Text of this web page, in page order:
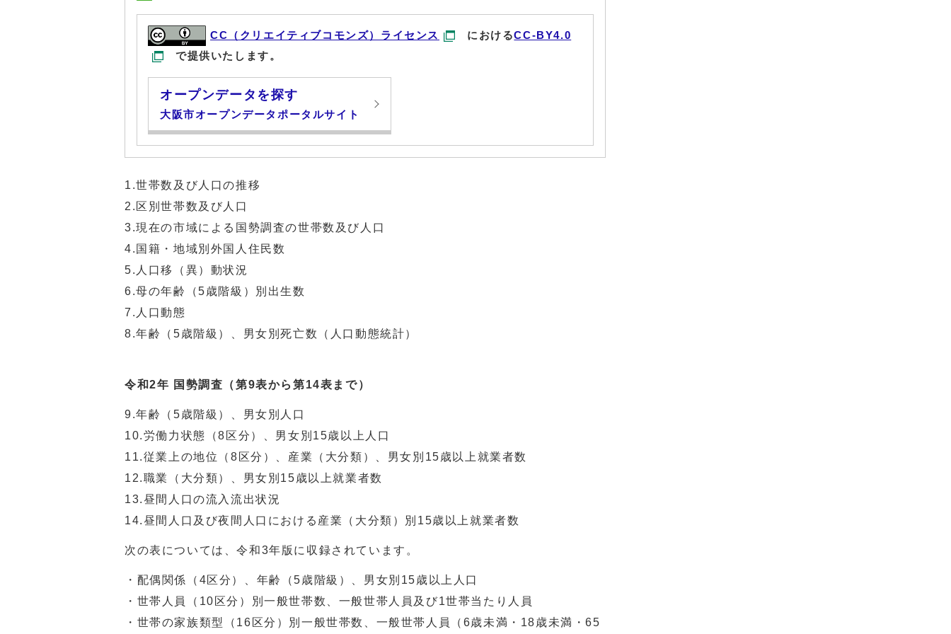
CC（クリエイティブコモンズ）ライセンス におけるCC-BY4.0
で提供いたします。
オープンデータを探す
大阪市オープンデータポータルサイト
1.世帯数及び人口の推移
2.区別世帯数及び人口
3.現在の市域による国勢調査の世帯数及び人口
4.国籍・地域別外国人住民数
5.人口移（異）動状況
6.母の年齢（5歳階級）別出生数
7.人口動態
8.年齢（5歳階級）、男女別死亡数（人口動態統計）
令和2年 国勢調査（第9表から第14表まで）
9.年齢（5歳階級）、男女別人口
10.労働力状態（8区分）、男女別15歳以上人口
11.従業上の地位（8区分）、産業（大分類）、男女別15歳以上就業者数
12.職業（大分類）、男女別15歳以上就業者数
13.昼間人口の流入流出状況
14.昼間人口及び夜間人口における産業（大分類）別15歳以上就業者数
次の表については、令和3年版に収録されています。
・配偶関係（4区分）、年齢（5歳階級）、男女別15歳以上人口
・世帯人員（10区分）別一般世帯数、一般世帯人員及び1世帯当たり人員
・世帯の家族類型（16区分）別一般世帯数、一般世帯人員（6歳未満・18歳未満・65